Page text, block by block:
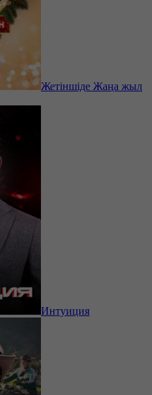
Жетіншіде Жаңа жыл
Интуиция